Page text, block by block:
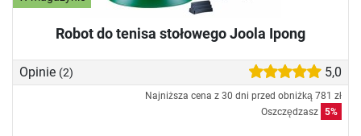
Robot do tenisa stołowego Joola Ipong
Opinie (2) 5,0
Najniższa cena z 30 dni przed obniżką 781 zł
Oszczędzasz 5%